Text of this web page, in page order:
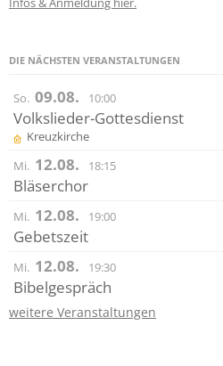
DIE NÄCHSTEN VERANSTALTUNGEN
So. 09.08. 10:00
Volkslieder-Gottesdienst
Kreuzkirche
Mi. 12.08. 18:15
Bläserchor
Mi. 12.08. 19:00
Gebetszeit
Mi. 12.08. 19:30
Bibelgespräch
weitere Veranstaltungen